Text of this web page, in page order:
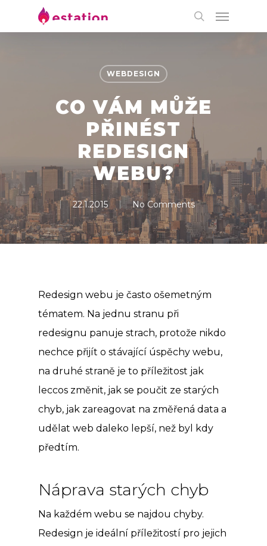
WEBDESIGN
CO VÁM MŮŽE
PŘINÉST
REDESIGN
WEBU?
22.1.2015 No Comments
Redesign webu je často ošemetným
tématem. Na jednu stranu při
redesignu panuje strach, protože nikdo
nechce přijít o stávající úspěchy webu,
na druhé straně je to příležitost jak
leccos změnit, jak se poučit ze starých
chyb, jak zareagovat na změřená data a
udělat web daleko lepší, než byl kdy
předtím.
Náprava starých chyb
Na každém webu se najdou chyby.
Redesign je ideální příležitostí pro jejich